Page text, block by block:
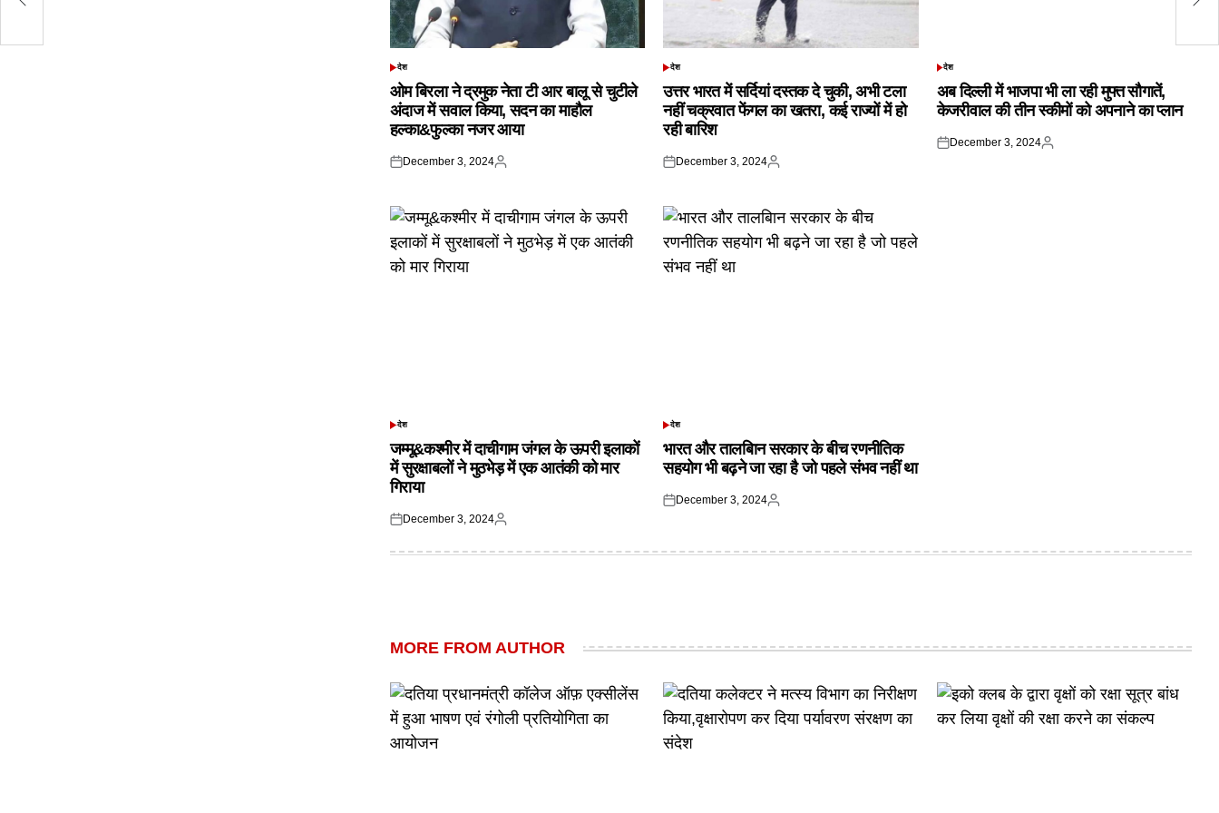
POSTED
देश
ओम बिरला ने द्रमुक नेता टी आर बालू से चुटीले
अंदाज में सवाल किया, सदन का माहौल
हल्का&फुल्का नजर आया
Posted
December 3, 2024
Posted
POSTED
देश
उत्तर भारत में सर्दियां दस्तक दे चुकी, अभी टला
नहीं चक्रवात फेंगल का खतरा, कई राज्यों में हो
रही बारिश
Posted
December 3, 2024
Posted
POSTED
देश
अब दिल्ली में भाजपा भी ला रही मुफ्त सौगातें,
केजरीवाल की तीन स्कीमों को अपनाने का प्लान
Posted
December 3, 2024
Posted
POSTED
देश
जम्मू&कश्मीर में दाचीगाम जंगल के ऊपरी इलाकों
में सुरक्षाबलों ने मुठभेड़ में एक आतंकी को मार
गिराया
Posted
December 3, 2024
Posted
POSTED
देश
भारत और तालबिान सरकार के बीच रणनीतिक
सहयोग भी बढ़ने जा रहा है जो पहले संभव नहीं था
Posted
December 3, 2024
Posted
MORE FROM AUTHOR